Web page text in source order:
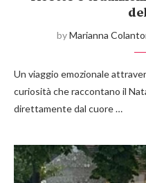
byMarianna
Un viaggio emozionale
curiosità che raccontano il
direttamente dal cuore …